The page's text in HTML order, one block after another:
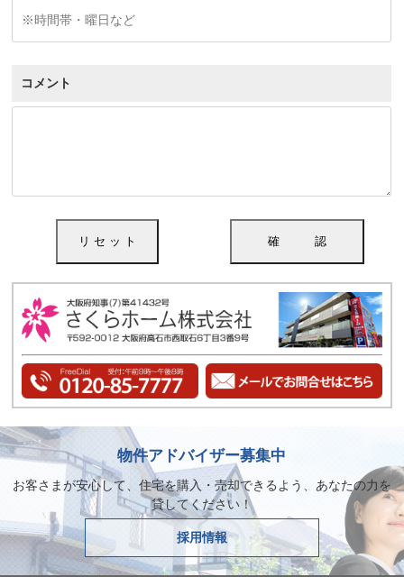
コメント
物件アドバイザー募集中
お客さまが安心して、住宅を購入・売却できるよう、あなたの力を
貸してください！
採用情報